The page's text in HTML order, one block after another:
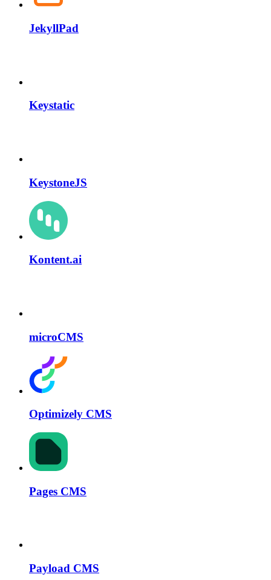
JekyllPad
Keystatic
KeystoneJS
Kontent.ai
microCMS
Optimizely CMS
Pages CMS
Payload CMS